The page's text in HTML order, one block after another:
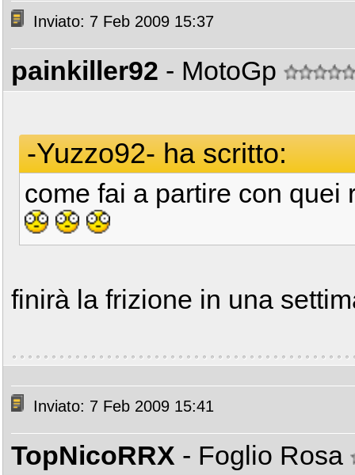
Inviato: 7 Feb 2009 15:37
painkiller92 - MotoGp
-Yuzzo92- ha scritto:
come fai a partire con quei
finirà la frizione in una
Inviato: 7 Feb 2009 15:41
TopNicoRRX - Foglio Rosa